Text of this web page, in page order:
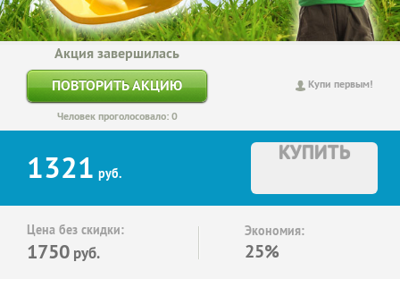
Купи первым!
Акция завершилась
ПОВТОРИТЬ АКЦИЮ
Человек проголосовало: 0
1321 руб.
КУПИТЬ
Цена без скидки:
1750 руб.
Экономия:
25%